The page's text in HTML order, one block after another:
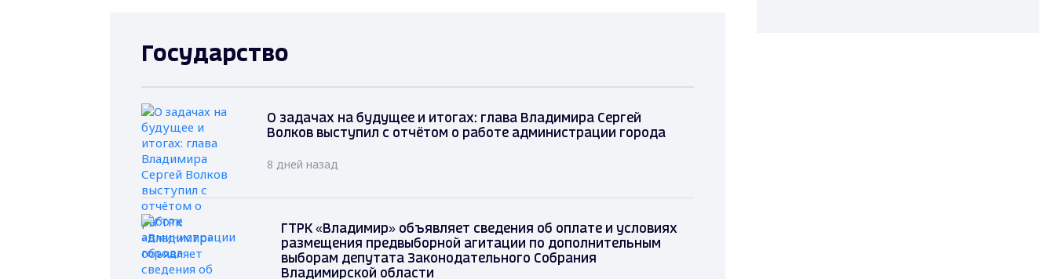
Государство
О задачах на будущее и итогах: глава Владимира Сергей
Волков выступил с отчётом о работе администрации города
8 дней назад
ГТРК «Владимир» объявляет сведения об оплате и условиях
размещения предвыборной агитации по дополнительным
выборам депутата Законодательного Собрания
Владимирской области